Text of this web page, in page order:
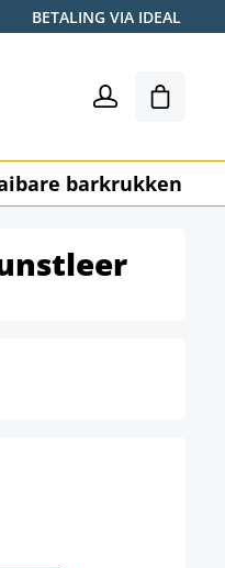
BETALING VIA IDEAL
barkrukken